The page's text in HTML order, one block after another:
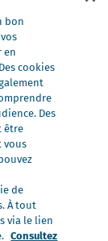
bon
en
cookies
Des
être
vous
de
À tout
via le lien
Consultez